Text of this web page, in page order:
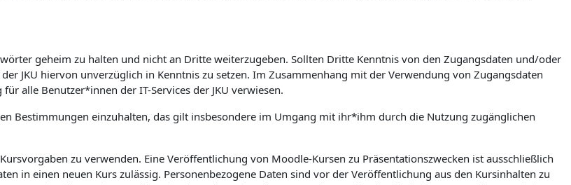
geheim zu halten und nicht an Dritte weiterzugeben. Sollten Dritte Kenntnis von den Zugangsdaten und/oder
JKU hiervon unverzüglich in Kenntnis zu setzen. Im Zusammenhang mit der Verwendung von Zugangsdaten
alle Benutzer*innen der IT-Services der JKU verwiesen.
Bestimmungen einzuhalten, das gilt insbesondere im Umgang mit ihr*ihm durch die Nutzung zugänglichen
zu verwenden. Eine Veröffentlichung von Moodle-Kursen zu Präsentationszwecken ist ausschließlich
in einen neuen Kurs zulässig. Personenbezogene Daten sind vor der Veröffentlichung aus den Kursinhalten zu